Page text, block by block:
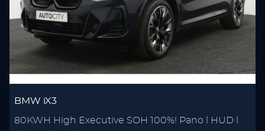
BMW iX3
80KWH High Executive SOH 100%! Pano l HUD l